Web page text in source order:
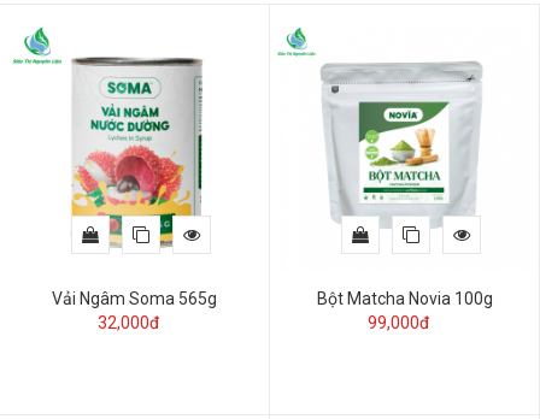
Vải Ngâm Soma 565g
32,000đ
Bột Matcha Novia 100g
99,000đ